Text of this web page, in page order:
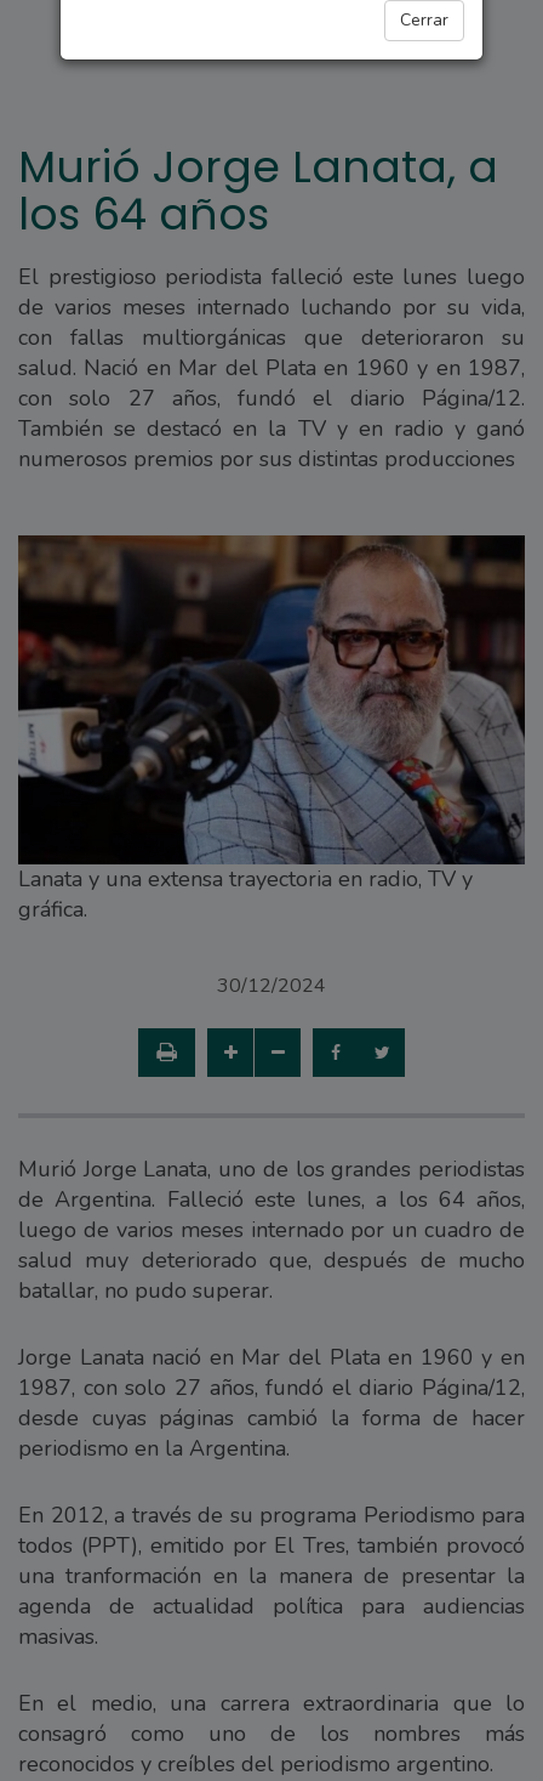
Cerrar
Murió Jorge Lanata, a
los 64 años
El prestigioso periodista falleció este lunes luego
de varios meses internado luchando por su vida,
con fallas multiorgánicas que deterioraron su
salud. Nació en Mar del Plata en 1960 y en 1987,
con solo 27 años, fundó el diario Página/12.
También se destacó en la TV y en radio y ganó
numerosos premios por sus distintas producciones
Lanata y una extensa trayectoria en radio, TV y
gráfica.
30/12/2024
Murió Jorge Lanata, uno de los grandes periodistas
de Argentina. Falleció este lunes, a los 64 años,
luego de varios meses internado por un cuadro de
salud muy deteriorado que, después de mucho
batallar, no pudo superar.
Jorge Lanata nació en Mar del Plata en 1960 y en
1987, con solo 27 años, fundó el diario Página/12,
desde cuyas páginas cambió la forma de hacer
periodismo en la Argentina.
En 2012, a través de su programa Periodismo para
todos (PPT), emitido por El Tres, también provocó
una tranformación en la manera de presentar la
agenda de actualidad política para audiencias
masivas.
En el medio, una carrera extraordinaria que lo
consagró como uno de los nombres más
reconocidos y creíbles del periodismo argentino.